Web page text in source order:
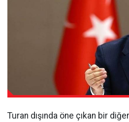
Turan dışında öne çıkan bir diğer